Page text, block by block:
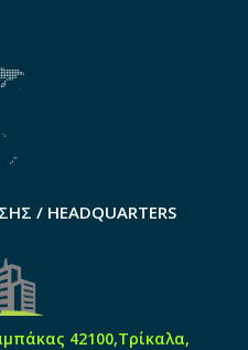
/ HEADQUARTERS
42100,Τρίκαλα,